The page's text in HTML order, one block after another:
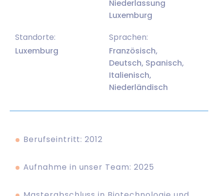
Niederlassung
Luxemburg
Standorte:
Luxemburg
Sprachen:
Französisch,
Deutsch, Spanisch,
Italienisch,
Niederländisch
Berufseintritt: 2012
Aufnahme in unser Team: 2025